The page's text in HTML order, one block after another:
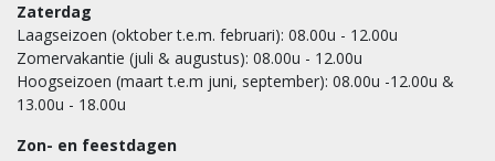
Zaterdag
Laagseizoen (oktober t.e.m. februari): 08.00u - 12.00u
Zomervakantie (juli & augustus): 08.00u - 12.00u
Hoogseizoen (maart t.e.m juni, september): 08.00u -12.00u &
13.00u - 18.00u
Zon- en feestdagen